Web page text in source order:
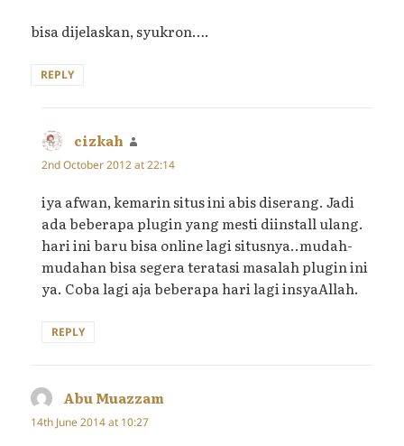
bisa dijelaskan, syukron….
REPLY
cizkah
2nd October 2012 at 22:14
iya afwan, kemarin situs ini abis diserang. Jadi
ada beberapa plugin yang mesti diinstall ulang.
hari ini baru bisa online lagi situsnya..mudah-
mudahan bisa segera teratasi masalah plugin ini
ya. Coba lagi aja beberapa hari lagi insyaAllah.
REPLY
Abu Muazzam
14th June 2014 at 10:27